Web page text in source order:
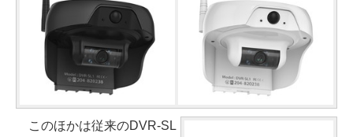
このほかは従来のDVR-SL